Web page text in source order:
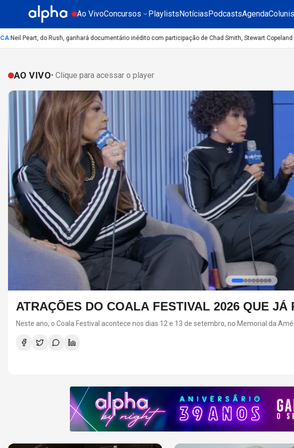
Ao VivoConcursos PlaylistsNotíciasPodcastsAgenda
Peart, do Rush, ganhará documentário inédito com participação de Chad Smith, Stewart Copeland e
AO VIVO• Clique para acessar o player
ATRAÇÕES DO COALA FESTIVAL 2026 QUE
Neste ano, o Coala Festival acontece nos dias 12 e 13 de setembro, no Memorial da